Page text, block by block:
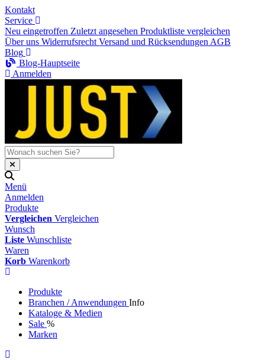
Kontakt
Service
Neu eingetroffen Zuletzt angesehen Produktliste vergleichen
Über uns Widerrufsrecht Versand und Rücksendungen AGB
Blog
Blog-Hauptseite
Anmelden
Menü
Anmelden
Produkte
Vergleichen Vergleichen
Wunsch
Liste Wunschliste
Waren
Korb Warenkorb
Produkte
Branchen / Anwendungen Info
Kataloge & Medien
Sale %
Marken